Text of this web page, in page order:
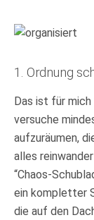
1. Ordnung
Das ist für
versuche
aufzuräumen,
alles
“Chaos-
ein kompletter
die auf den